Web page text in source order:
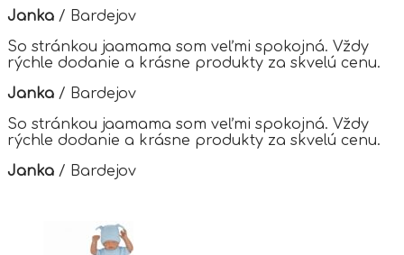
chosen
on
the
product
page
Janka / Bardejov
So stránkou jaamama som veľmi spokojná. Vždy
rýchle dodanie a krásne produkty za skvelú cenu.
Janka / Bardejov
So stránkou jaamama som veľmi spokojná. Vždy
rýchle dodanie a krásne produkty za skvelú cenu.
Janka / Bardejov